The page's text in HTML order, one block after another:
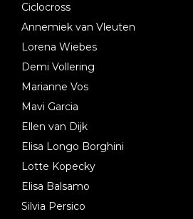
Ciclocross
Annemiek van Vleuten
Lorena Wiebes
Demi Vollering
Marianne Vos
Mavi Garcia
Ellen van Dijk
Elisa Longo Borghini
Lotte Kopecky
Elisa Balsamo
Silvia Persico